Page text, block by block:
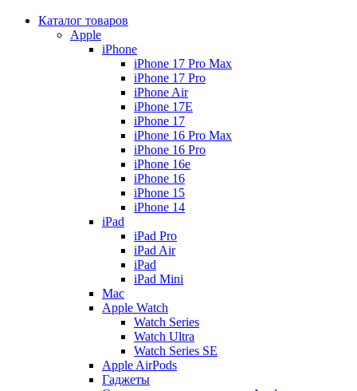
Каталог товаров
Apple
iPhone
iPhone 17 Pro Max
iPhone 17 Pro
iPhone Air
iPhone 17E
iPhone 17
iPhone 16 Pro Max
iPhone 16 Pro
iPhone 16e
iPhone 16
iPhone 15
iPhone 14
iPad
iPad Pro
iPad Air
iPad
iPad Mini
Mac
Apple Watch
Watch Series
Watch Ultra
Watch Series SE
Apple AirPods
Гаджеты